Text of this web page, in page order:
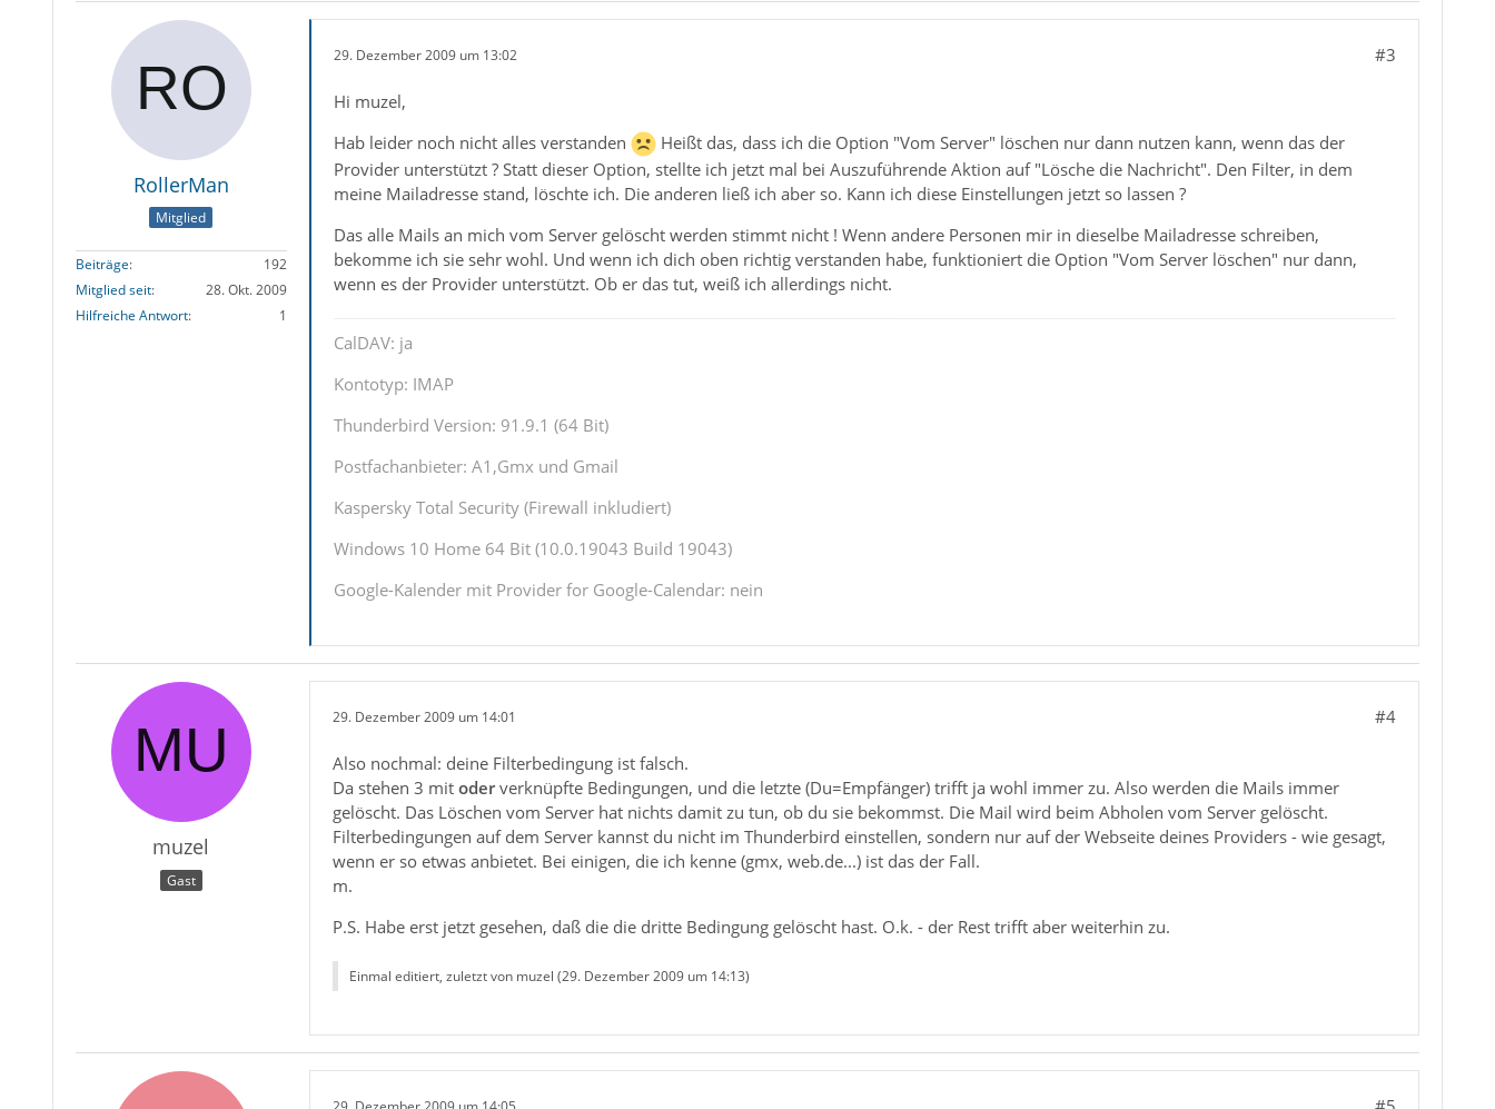
RollerMan
Mitglied
Beiträge
192
Mitglied seit
28. Okt. 2009
Hilfreiche Antwort
1
29. Dezember 2009 um 13:02 #3
Hi muzel,
Hab leider noch nicht alles verstanden
Heißt das, dass ich die Option "Vom Server" löschen nur dann nutzen kann, wenn das der
Provider unterstützt ? Statt dieser Option, stellte ich jetzt mal bei Auszuführende Aktion auf "Lösche die Nachricht". Den Filter, in dem
meine Mailadresse stand, löschte ich. Die anderen ließ ich aber so. Kann ich diese Einstellungen jetzt so lassen ?
Das alle Mails an mich vom Server gelöscht werden stimmt nicht ! Wenn andere Personen mir in dieselbe Mailadresse schreiben,
bekomme ich sie sehr wohl. Und wenn ich dich oben richtig verstanden habe, funktioniert die Option "Vom Server löschen" nur dann,
wenn es der Provider unterstützt. Ob er das tut, weiß ich allerdings nicht.
CalDAV: ja
Kontotyp: IMAP
Thunderbird Version: 91.9.1 (64 Bit)
Postfachanbieter: A1,Gmx und Gmail
Kaspersky Total Security (Firewall inkludiert)
Windows 10 Home 64 Bit (10.0.19043 Build 19043)
Google-Kalender mit Provider for Google-Calendar: nein
muzel
Gast
29. Dezember 2009 um 14:01 #4
Also nochmal: deine Filterbedingung ist falsch.
Da stehen 3 mit oderverknüpfte Bedingungen, und die letzte (Du=Empfänger) trifft ja wohl immer zu. Also werden die Mails immer
gelöscht. Das Löschen vom Server hat nichts damit zu tun, ob du sie bekommst. Die Mail wird beim Abholen vom Server gelöscht.
Filterbedingungen auf dem Server kannst du nicht im Thunderbird einstellen, sondern nur auf der Webseite deines Providers - wie gesagt,
wenn er so etwas anbietet. Bei einigen, die ich kenne (gmx, web.de...) ist das der Fall.
m.
P.S. Habe erst jetzt gesehen, daß die die dritte Bedingung gelöscht hast. O.k. - der Rest trifft aber weiterhin zu.
Einmal editiert, zuletzt von muzel (29. Dezember 2009 um 14:13)